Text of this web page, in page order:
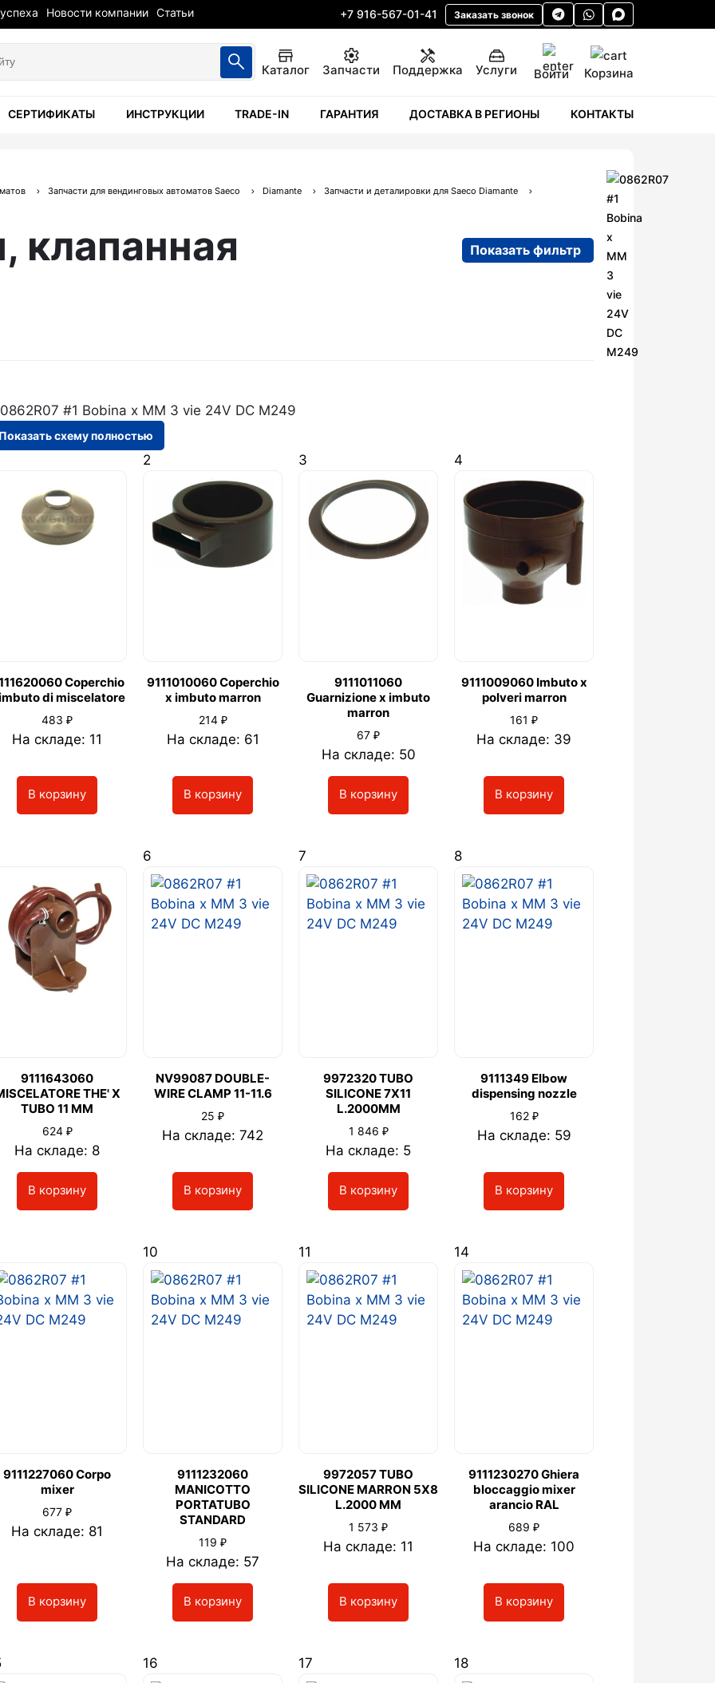
Новости компании Статьи +7 916-567-01-41 Заказать звонок
Каталог Запчасти Поддержка Услуги Войти Корзина
СЕРТИФИКАТЫ ИНСТРУКЦИИ TRADE-IN ГАРАНТИЯ ДОСТАВКА В РЕГИОНЫ КОНТАКТЫ
Запчасти для вендинговых автоматов Saeco Diamante Запчасти и деталировки для Saeco Diamante
клапанная Показать фильтр
схему полностью
Coperchio
di miscelatore
483 ₽
На складе: 11
В корзину
2
9111010060 Coperchio
x imbuto marron
214 ₽
На складе: 61
В корзину
3
9111011060
Guarnizione x imbuto
marron
67 ₽
На складе: 50
В корзину
4
9111009060 Imbuto x
polveri marron
161 ₽
На складе: 39
В корзину
9111643060
THE' X
TUBO 11 MM
624 ₽
На складе: 8
В корзину
6
NV99087 DOUBLE-
WIRE CLAMP 11-11.6
25 ₽
На складе: 742
В корзину
7
9972320 TUBO
SILICONE 7X11
L.2000MM
1 846 ₽
На складе: 5
В корзину
8
9111349 Elbow
dispensing nozzle
162 ₽
На складе: 59
В корзину
9111227060 Corpo
mixer
677 ₽
На складе: 81
В корзину
10
9111232060
MANICOTTO
PORTATUBO
STANDARD
119 ₽
На складе: 57
В корзину
11
9972057 TUBO
SILICONE MARRON 5X8
L.2000 MM
1 573 ₽
На складе: 11
В корзину
14
9111230270 Ghiera
bloccaggio mixer
arancio RAL
689 ₽
На складе: 100
В корзину
16 17 18